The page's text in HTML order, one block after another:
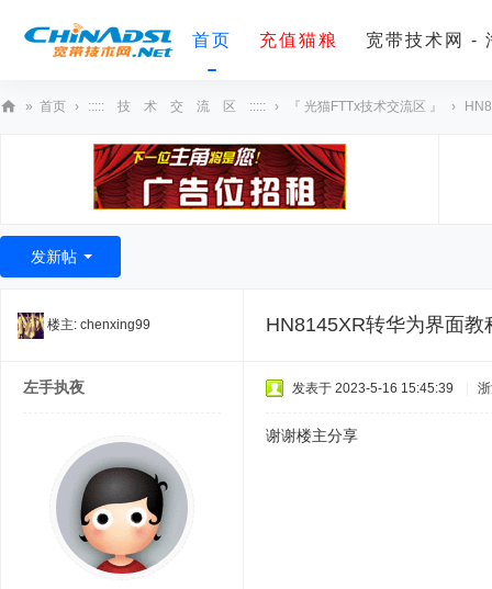
首页 充值猫粮 宽带技术网 -
术
» 首页 › ::::: 技 术 交 流 区 ::::: › 『 光猫FTTx技术交流区 』 ›
发新帖
楼主: chenxing99 HN8145XR转华为界面
左手执夜 发表于 2023-5-16 15:45:39
谢谢楼主分享